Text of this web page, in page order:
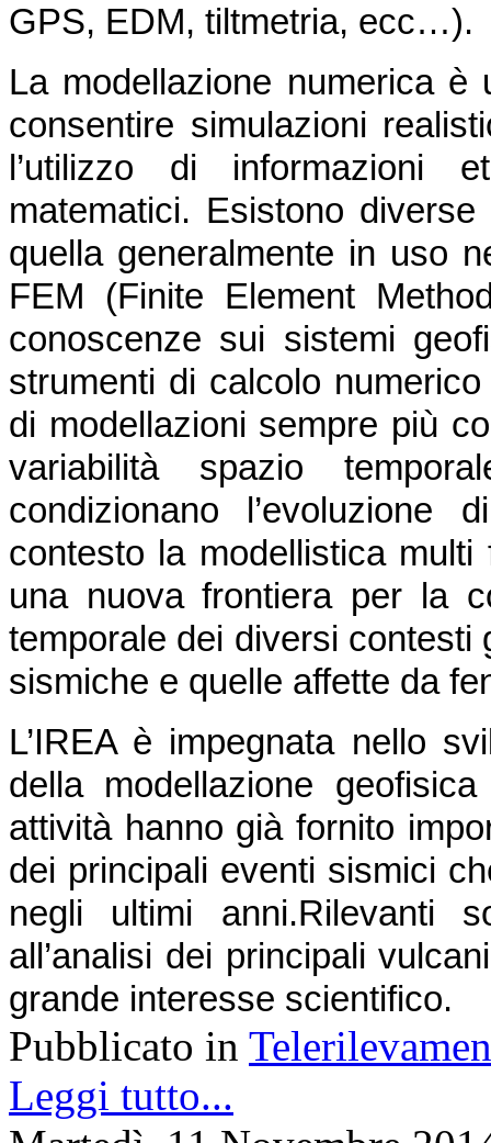
GPS, EDM, tiltmetria, ecc…).
La modellazione numerica
consentire simulazioni
l’utilizzo di informazioni
matematici. Esistono
quella generalmente in uso
FEM (Finite Element
conoscenze sui sistemi
strumenti di calcolo
di modellazioni sempre più
variabilità spazio
condizionano
contesto la modellistica
una nuova frontiera per la
temporale dei diversi contesti
sismiche e quelle affette da
L’IREA è impegnata nello
della modellazione
attività hanno già fornito
dei principali eventi sismici
negli ultimi anni.Rilevanti
all’analisi dei principali
grande interesse scientifico.
Pubblicato in
Leggi tutto...